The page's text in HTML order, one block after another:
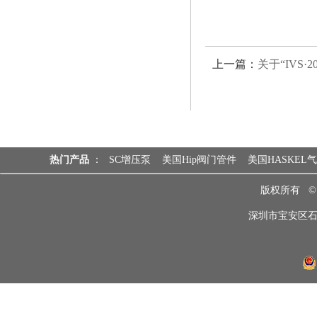
上一篇： 关于
热门产品 ： SC增压泵 美国Hip阀门管件 美国HASKEL
版权所有
深圳市宝安区